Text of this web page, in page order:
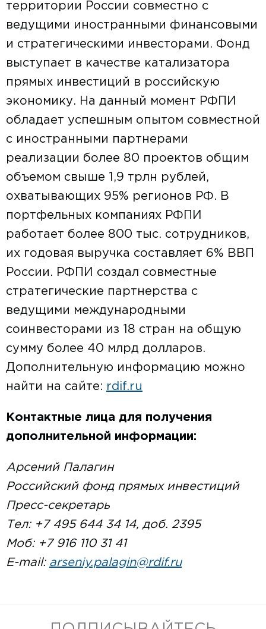
территории России совместно с
ведущими иностранными финансовыми
и стратегическими инвесторами. Фонд
выступает в качестве катализатора
прямых инвестиций в российскую
экономику. На данный момент РФПИ
обладает успешным опытом совместной
с иностранными партнерами
реализации более 80 проектов общим
объемом свыше 1,9 трлн рублей,
охватывающих 95% регионов РФ. В
портфельных компаниях РФПИ
работает более 800 тыс. сотрудников,
их годовая выручка составляет 6% ВВП
России. РФПИ создал совместные
стратегические партнерства с
ведущими международными
соинвесторами из 18 стран на общую
сумму более 40 млрд долларов.
Дополнительную информацию можно
найти на сайте: rdif.ru
Контактные лица для получения
дополнительной информации:
Арсений Палагин
Российский фонд прямых инвестиций
Пресс-секретарь
Тел: +7 495 644 34 14, доб. 2395
Моб: +7 916 110 31 41
E-mail: arseniy.palagin@rdif.ru